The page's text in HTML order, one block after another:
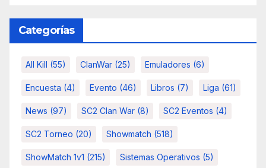
Categorías
All Kill (55) ClanWar (25) Emuladores (6)
Encuesta (4) Evento (46) Libros (7) Liga (61)
News (97) SC2 Clan War (8) SC2 Eventos (4)
SC2 Torneo (20) Showmatch (518)
ShowMatch 1v1 (215) Sistemas Operativos (5)